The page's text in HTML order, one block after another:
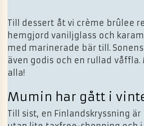
Till dessert åt vi crème brûlee
hemgjord vaniljglass och
med marinerade bär till.
även godis och en rullad våffla.
alla!
Mumin har gått i
Till sist, en Finlandskryssning